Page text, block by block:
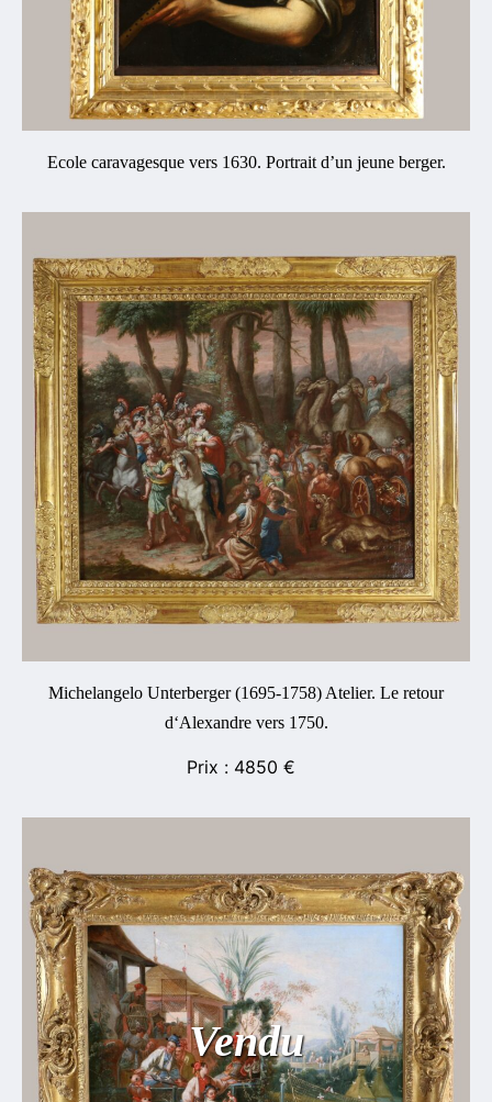
Ecole caravagesque vers 1630. Portrait d’un jeune berger.
Michelangelo Unterberger (1695-1758) Atelier. Le retour
d‘Alexandre vers 1750.
4850 €
Vendu